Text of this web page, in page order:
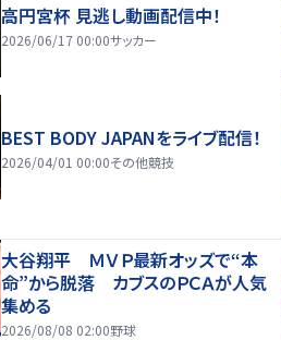
高円宮杯 見逃し動画配信中！
2026/06/17 00:00サッカー
BEST BODY JAPANをライブ配信！
2026/04/01 00:00その他競技
大谷翔平 ＭＶＰ最新オッズで“本
命”から脱落 カブスのＰＣＡが人気
集める
2026/08/08 02:00野球